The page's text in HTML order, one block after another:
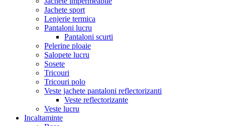
Jachete sport
Lenjerie termica
Pantaloni lucru
Pantaloni scurti
Pelerine ploaie
Salopete lucru
Sosete
Tricouri
Tricouri polo
Veste jachete pantaloni reflectorizanti
Veste reflectorizante
Veste lucru
Incaltaminte